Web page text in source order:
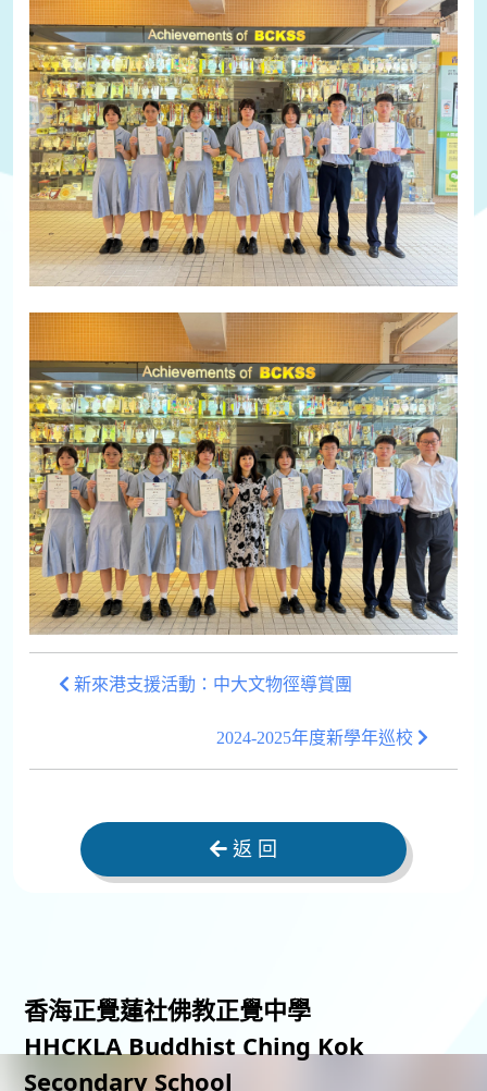
新來港支援活動：中大文物徑導賞團
2024-2025年度新學年巡校
返 回
香海正覺蓮社佛教正覺中學
HHCKLA Buddhist Ching Kok
Secondary School